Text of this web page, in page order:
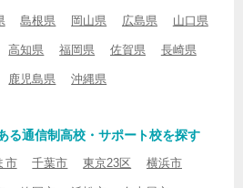
島根県 岡山県 広島県 山口県
高知県 福岡県 佐賀県 長崎県
鹿児島県 沖縄県
る通信制高校・サポート校を探す
市 千葉市 東京23区 横浜市